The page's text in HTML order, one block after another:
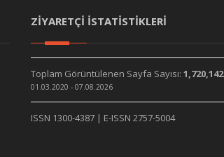
ZİYARETÇİ İSTATİSTİKLERİ
Toplam Görüntülenen Sayfa Sayısı: 1,720,142
01.03.2020 - 07.08.2026
ISSN 1300-4387 | E-ISSN 2757-5004